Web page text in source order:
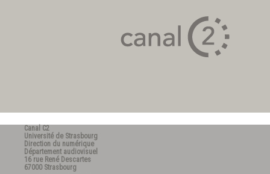
Canal C2
Université de Strasbourg
Direction du numérique
Département audiovisuel
16 rue René Descartes
67000 Strasbourg